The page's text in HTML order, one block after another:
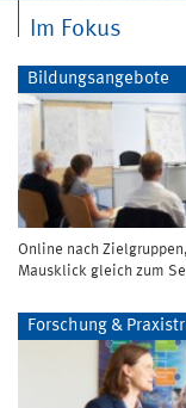
Im Fokus
Bildungsangebote
Online nach
Mausklick gleich zum
Forschung &